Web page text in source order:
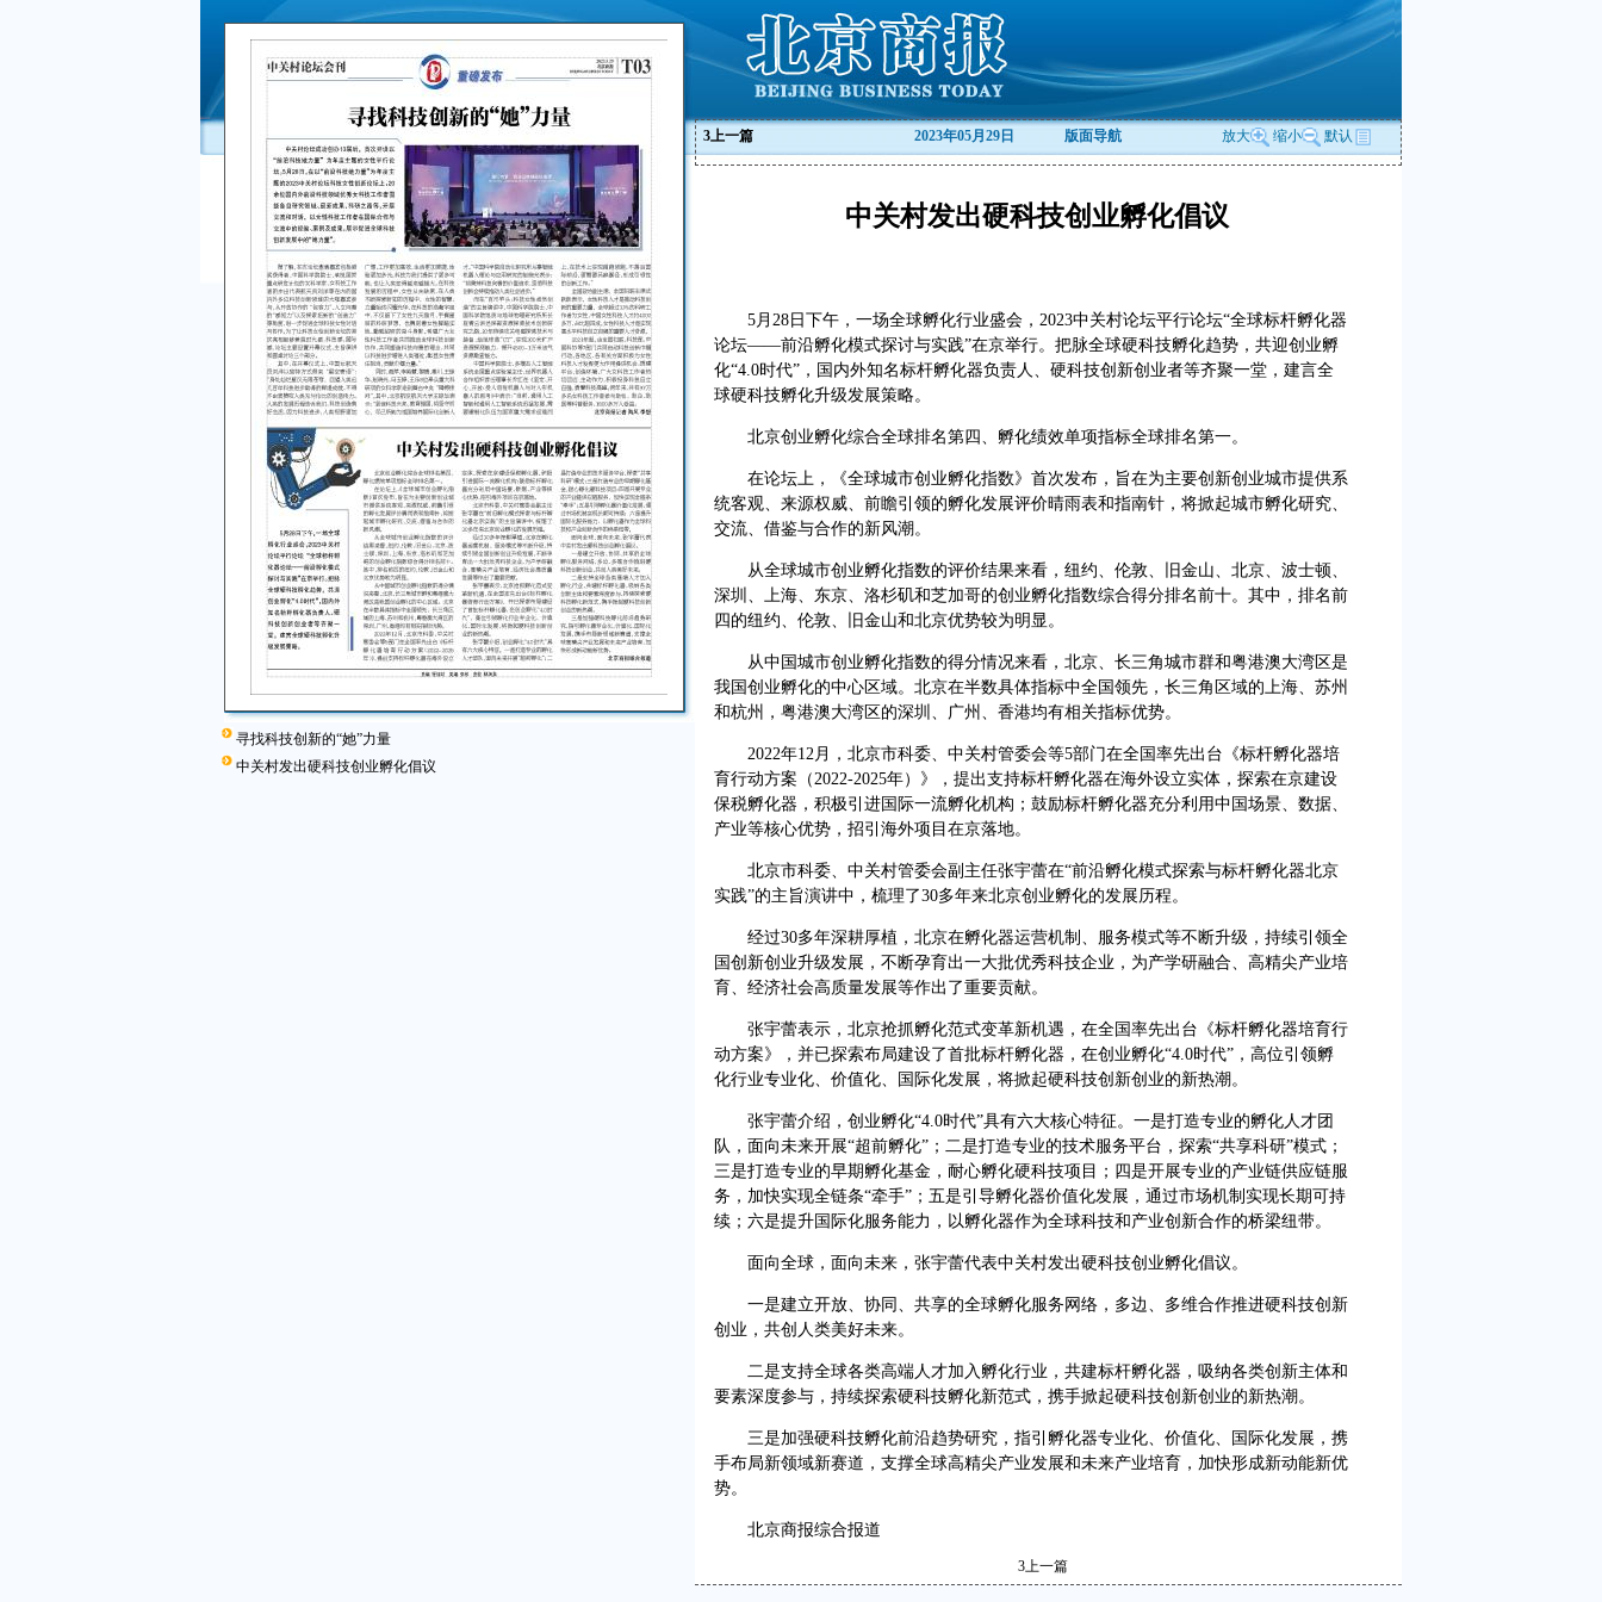
寻找科技创新的“她”力量
中关村发出硬科技创业孵化倡议
3上一篇 2023年05月29日 版面导航 放大 缩小 默认
中关村发出硬科技创业孵化倡议
5月28日下午，一场全球孵化行业盛会，2023中关村论坛平行论坛“全球标杆孵化器
论坛——前沿孵化模式探讨与实践”在京举行。把脉全球硬科技孵化趋势，共迎创业孵
化“4.0时代”，国内外知名标杆孵化器负责人、硬科技创新创业者等齐聚一堂，建言全
球硬科技孵化升级发展策略。
北京创业孵化综合全球排名第四、孵化绩效单项指标全球排名第一。
在论坛上，《全球城市创业孵化指数》首次发布，旨在为主要创新创业城市提供系
统客观、来源权威、前瞻引领的孵化发展评价晴雨表和指南针，将掀起城市孵化研究、
交流、借鉴与合作的新风潮。
从全球城市创业孵化指数的评价结果来看，纽约、伦敦、旧金山、北京、波士顿、
深圳、上海、东京、洛杉矶和芝加哥的创业孵化指数综合得分排名前十。其中，排名前
四的纽约、伦敦、旧金山和北京优势较为明显。
从中国城市创业孵化指数的得分情况来看，北京、长三角城市群和粤港澳大湾区是
我国创业孵化的中心区域。北京在半数具体指标中全国领先，长三角区域的上海、苏州
和杭州，粤港澳大湾区的深圳、广州、香港均有相关指标优势。
2022年12月，北京市科委、中关村管委会等5部门在全国率先出台《标杆孵化器培
育行动方案（2022-2025年）》，提出支持标杆孵化器在海外设立实体，探索在京建设
保税孵化器，积极引进国际一流孵化机构；鼓励标杆孵化器充分利用中国场景、数据、
产业等核心优势，招引海外项目在京落地。
北京市科委、中关村管委会副主任张宇蕾在“前沿孵化模式探索与标杆孵化器北京
实践”的主旨演讲中，梳理了30多年来北京创业孵化的发展历程。
经过30多年深耕厚植，北京在孵化器运营机制、服务模式等不断升级，持续引领全
国创新创业升级发展，不断孕育出一大批优秀科技企业，为产学研融合、高精尖产业培
育、经济社会高质量发展等作出了重要贡献。
张宇蕾表示，北京抢抓孵化范式变革新机遇，在全国率先出台《标杆孵化器培育行
动方案》，并已探索布局建设了首批标杆孵化器，在创业孵化“4.0时代”，高位引领孵
化行业专业化、价值化、国际化发展，将掀起硬科技创新创业的新热潮。
张宇蕾介绍，创业孵化“4.0时代”具有六大核心特征。一是打造专业的孵化人才团
队，面向未来开展“超前孵化”；二是打造专业的技术服务平台，探索“共享科研”模式；
三是打造专业的早期孵化基金，耐心孵化硬科技项目；四是开展专业的产业链供应链服
务，加快实现全链条“牵手”；五是引导孵化器价值化发展，通过市场机制实现长期可持
续；六是提升国际化服务能力，以孵化器作为全球科技和产业创新合作的桥梁纽带。
面向全球，面向未来，张宇蕾代表中关村发出硬科技创业孵化倡议。
一是建立开放、协同、共享的全球孵化服务网络，多边、多维合作推进硬科技创新
创业，共创人类美好未来。
二是支持全球各类高端人才加入孵化行业，共建标杆孵化器，吸纳各类创新主体和
要素深度参与，持续探索硬科技孵化新范式，携手掀起硬科技创新创业的新热潮。
三是加强硬科技孵化前沿趋势研究，指引孵化器专业化、价值化、国际化发展，携
手布局新领域新赛道，支撑全球高精尖产业发展和未来产业培育，加快形成新动能新优
势。
北京商报综合报道
3上一篇